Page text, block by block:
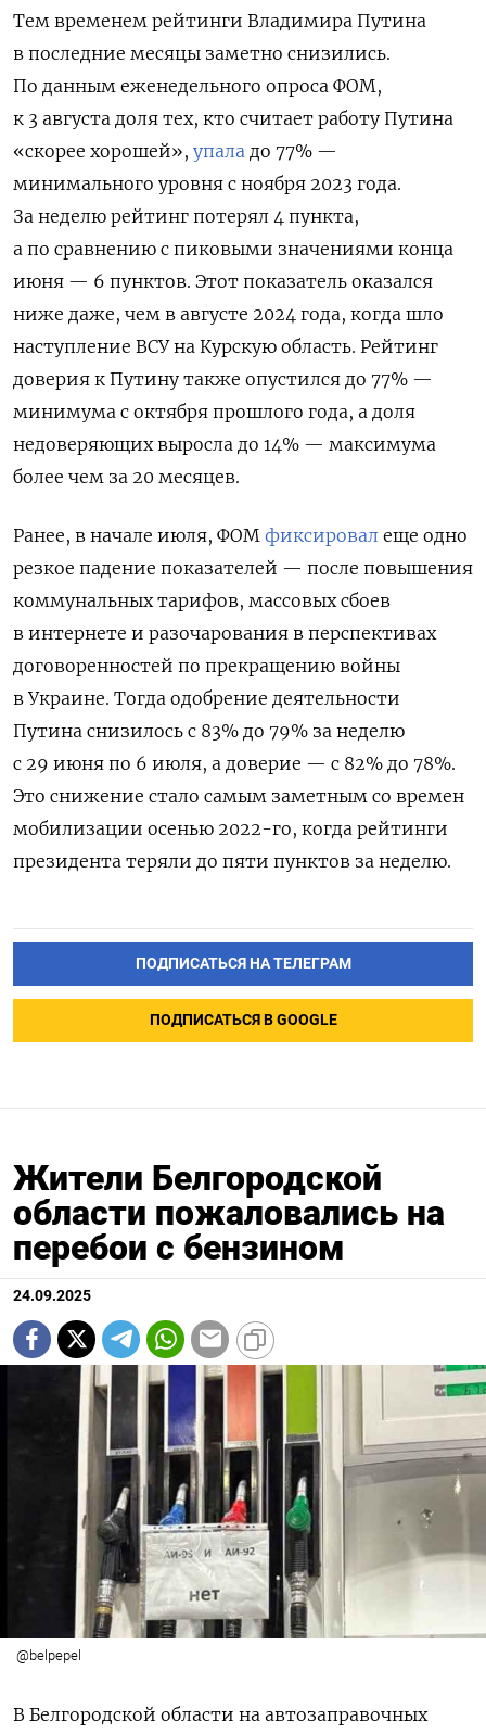
Тем временем рейтинги Владимира Путина
в последние месяцы заметно снизились.
По данным еженедельного опроса ФОМ,
к 3 августа доля тех, кто считает работу Путина
«скорее хорошей», упала до 77% —
минимального уровня с ноября 2023 года.
За неделю рейтинг потерял 4 пункта,
а по сравнению с пиковыми значениями конца
июня — 6 пунктов. Этот показатель оказался
ниже даже, чем в августе 2024 года, когда шло
наступление ВСУ на Курскую область. Рейтинг
доверия к Путину также опустился до 77% —
минимума с октября прошлого года, а доля
недоверяющих выросла до 14% — максимума
более чем за 20 месяцев.
Ранее, в начале июля, ФОМ фиксировал еще одно
резкое падение показателей — после повышения
коммунальных тарифов, массовых сбоев
в интернете и разочарования в перспективах
договоренностей по прекращению войны
в Украине. Тогда одобрение деятельности
Путина снизилось с 83% до 79% за неделю
с 29 июня по 6 июля, а доверие — с 82% до 78%.
Это снижение стало самым заметным со времен
мобилизации осенью 2022-го, когда рейтинги
президента теряли до пяти пунктов за неделю.
ПОДПИСАТЬСЯ НА ТЕЛЕГРАМ
ПОДПИСАТЬСЯ В GOOGLE
Жители Белгородской
области пожаловались на
перебои с бензином
24.09.2025
@belpepel
В Белгородской области на автозаправочных